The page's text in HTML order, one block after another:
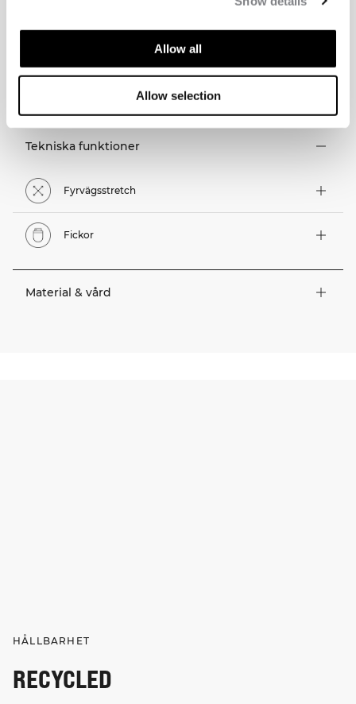
Allow all
Allow selection
TEKNISKA ASPEKTER
Tekniska funktioner
Fyrvägsstretch
Fickor
Material & vård
HÅLLBARHET
RECYCLED